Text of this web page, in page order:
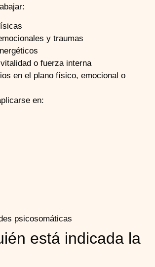
y traumas
o fuerza interna
en el plano físico, emocional o
en:
psicosomáticas
está indicada la